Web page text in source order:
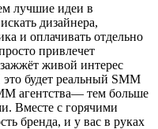
лучшие идеи в
дизайнера,
и оплачивать отдельно
привлечет
живой интерес
будет реальный SMM
агентства— тем больше
Вместе с горячими
бренда, и у вас в руках